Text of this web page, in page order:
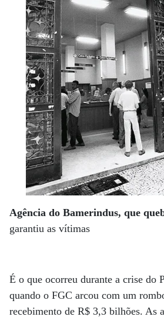
Agência do Bamerindus, que
garantiu as vítimas
É o que ocorreu durante a crise do
quando o FGC arcou com um
recebimento de R$ 3,3 bilhões. As